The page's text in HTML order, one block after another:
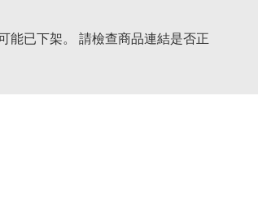
能已下架。 請檢查商品連結是否正